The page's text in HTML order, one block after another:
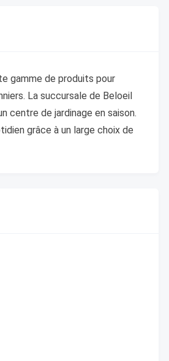
gamme de produits pour
La succursale de Beloeil
centre de jardinage en saison.
grâce à un large choix de